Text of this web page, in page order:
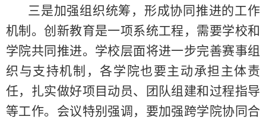
三是加强组织统筹，形成协同推进的工作
机制。创新教育是一项系统工程，需要学校和
学院共同推进。学校层面将进一步完善赛事组
织与支持机制，各学院也要主动承担主体责
任，扎实做好项目动员、团队组建和过程指导
等工作。会议特别强调，要加强跨学院协同合